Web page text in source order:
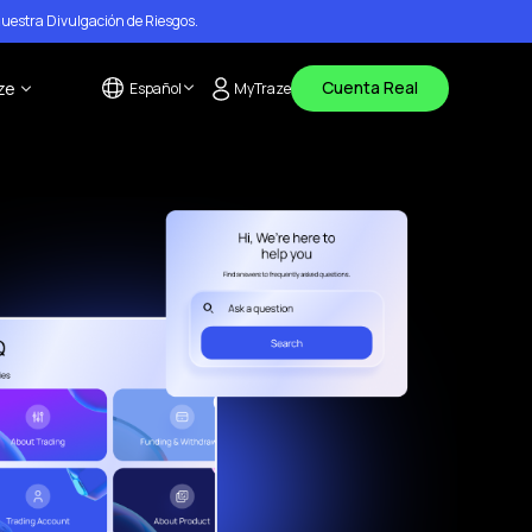
Divulgación de Riesgos.
Español
العربية(Arabic)
MyTraze Cuenta Real